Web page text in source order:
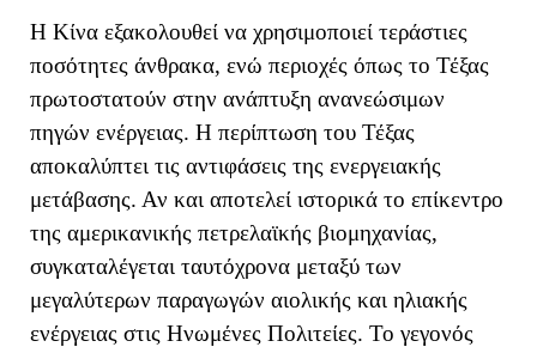
Η Κίνα εξακολουθεί να χρησιμοποιεί τεράστιες
ποσότητες άνθρακα, ενώ περιοχές όπως το Τέξας
πρωτοστατούν στην ανάπτυξη ανανεώσιμων
πηγών ενέργειας. Η περίπτωση του Τέξας
αποκαλύπτει τις αντιφάσεις της ενεργειακής
μετάβασης. Αν και αποτελεί ιστορικά το επίκεντρο
της αμερικανικής πετρελαϊκής βιομηχανίας,
συγκαταλέγεται ταυτόχρονα μεταξύ των
μεγαλύτερων παραγωγών αιολικής και ηλιακής
ενέργειας στις Ηνωμένες Πολιτείες. Το γεγονός